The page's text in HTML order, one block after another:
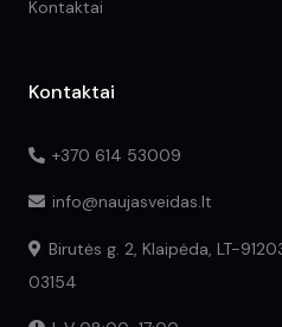
Kontaktai
Kontaktai
+370 614 53009
info@naujasveidas.lt
Birutės g. 2, Klaipėda, LT-
03154